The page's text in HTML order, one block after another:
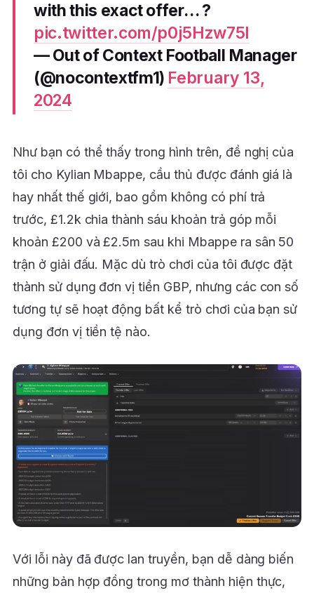
with this exact offer… ?
pic.twitter.com/p0j5Hzw75l
— Out of Context Football Manager
(@nocontextfm1) February 13,
2024
Như bạn có thể thấy trong hình trên, đề nghị của
tôi cho Kylian Mbappe, cầu thủ được đánh giá là
hay nhất thế giới, bao gồm không có phí trả
trước, £1.2k chia thành sáu khoản trả góp mỗi
khoản £200 và £2.5m sau khi Mbappe ra sân 50
trận ở giải đấu. Mặc dù trò chơi của tôi được đặt
thành sử dụng đơn vị tiền GBP, nhưng các con số
tương tự sẽ hoạt động bất kể trò chơi của bạn sử
dụng đơn vị tiền tệ nào.
Với lỗi này đã được lan truyền, bạn dễ dàng biến
những bản hợp đồng trong mơ thành hiện thực,